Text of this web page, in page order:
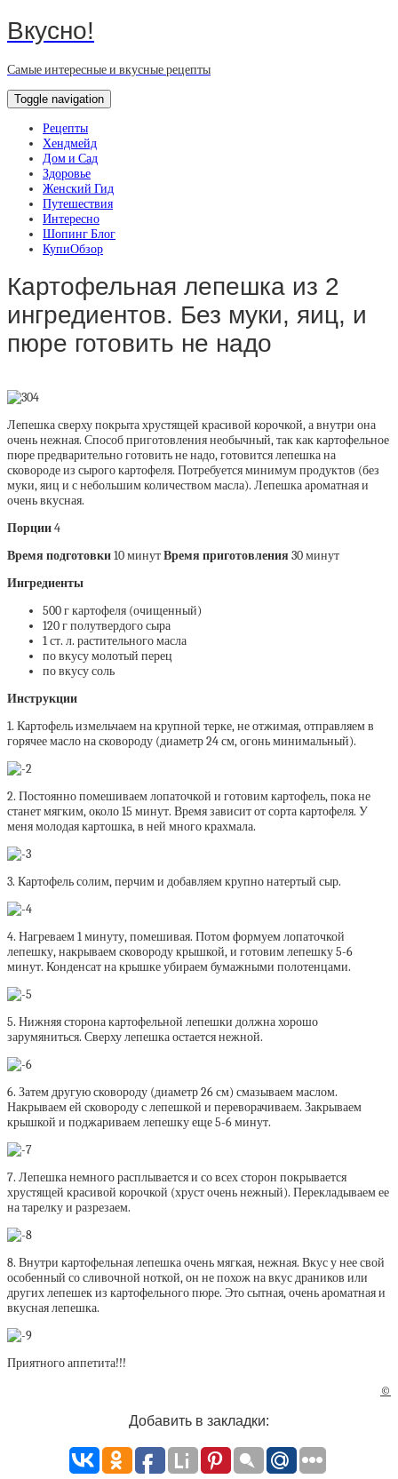
Вкусно!
Самые интересные и вкусные рецепты
Toggle navigation
Рецепты
Хендмейд
Дом и Сад
Здоровье
Женский Гид
Путешествия
Интересно
Шопинг Блог
КупиОбзор
Картофельная лепешка из 2
ингредиентов. Без муки, яиц, и
пюре готовить не надо
Лепешка сверху покрыта хрустящей красивой корочкой, а внутри она
очень нежная. Способ приготовления необычный, так как картофельное
пюре предварительно готовить не надо, готовится лепешка на
сковороде из сырого картофеля. Потребуется минимум продуктов (без
муки, яиц и с небольшим количеством масла). Лепешка ароматная и
очень вкусная.
Порции4
Время подготовки10 минутВремя приготовления 30 минут
Ингредиенты
500 г картофеля (очищенный)
120 г полутвердого сыра
1 ст. л. растительного масла
по вкусу молотый перец
по вкусу соль
Инструкции
1. Картофель измельчаем на крупной терке, не отжимая, отправляем в
горячее масло на сковороду (диаметр 24 см, огонь минимальный).
2. Постоянно помешиваем лопаточкой и готовим картофель, пока не
станет мягким, около 15 минут. Время зависит от сорта картофеля. У
меня молодая картошка, в ней много крахмала.
3. Картофель солим, перчим и добавляем крупно натертый сыр.
4. Нагреваем 1 минуту, помешивая. Потом формуем лопаточкой
лепешку, накрываем сковороду крышкой, и готовим лепешку 5-6
минут. Конденсат на крышке убираем бумажными полотенцами.
5. Нижняя сторона картофельной лепешки должна хорошо
зарумяниться. Сверху лепешка остается нежной.
6. Затем другую сковороду (диаметр 26 см) смазываем маслом.
Накрываем ей сковороду с лепешкой и переворачиваем. Закрываем
крышкой и поджариваем лепешку еще 5-6 минут.
7. Лепешка немного расплывается и со всех сторон покрывается
хрустящей красивой корочкой (хруст очень нежный). Перекладываем ее
на тарелку и разрезаем.
8. Внутри картофельная лепешка очень мягкая, нежная. Вкус у нее свой
особенный со сливочной ноткой, он не похож на вкус драников или
других лепешек из картофельного пюре. Это сытная, очень ароматная и
вкусная лепешка.
Приятного аппетита!!!
©
Добавить в закладки: